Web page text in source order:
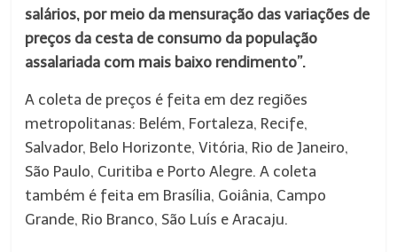
salários, por meio da mensuração das variações de
preços da cesta de consumo da população
assalariada com mais baixo rendimento”.
A coleta de preços é feita em dez regiões
metropolitanas: Belém, Fortaleza, Recife,
Salvador, Belo Horizonte, Vitória, Rio de Janeiro,
São Paulo, Curitiba e Porto Alegre. A coleta
também é feita em Brasília, Goiânia, Campo
Grande, Rio Branco, São Luís e Aracaju.